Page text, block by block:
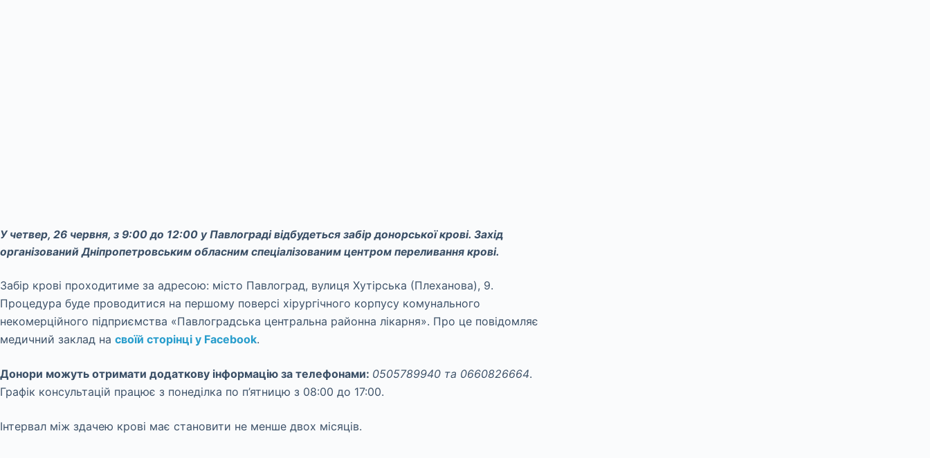
У четвер, 26 червня, з 9:00 до 12:00 у Павлограді відбудеться забір донорської крові. Захід
організований Дніпропетровським обласним спеціалізованим центром переливання крові.
Забір крові проходитиме за адресою: місто Павлоград, вулиця Хутірська (Плеханова), 9.
Процедура буде проводитися на першому поверсі хірургічного корпусу комунального
некомерційного підприємства «Павлоградська центральна районна лікарня». Про це повідомляє
медичний заклад на своїй сторінці у Facebook.
Донори можуть отримати додаткову інформацію за телефонами: 0505789940 та 0660826664.
Графік консультацій працює з понеділка по п’ятницю з 08:00 до 17:00.
Інтервал між здачею крові має становити не менше двох місяців.